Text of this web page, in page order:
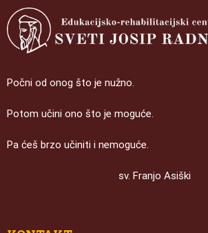
Počni od onog što je nužno.
Potom učini ono što je moguće.
Pa ćeš brzo učiniti i nemoguće.
sv. Franjo Asiški